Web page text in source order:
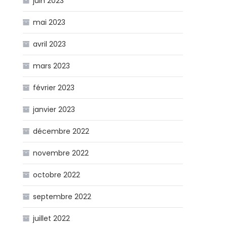
mai 2023
avril 2023
mars 2023
février 2023
janvier 2023
décembre 2022
novembre 2022
octobre 2022
septembre 2022
juillet 2022